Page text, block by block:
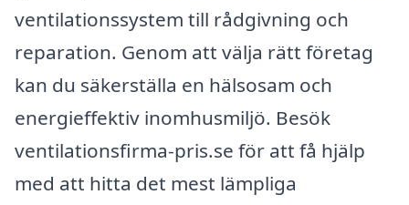
ventilationssystem till rådgivning och
reparation. Genom att välja rätt företag
kan du säkerställa en hälsosam och
energieffektiv inomhusmiljö. Besök
ventilationsfirma-pris.se för att få hjälp
med att hitta det mest lämpliga